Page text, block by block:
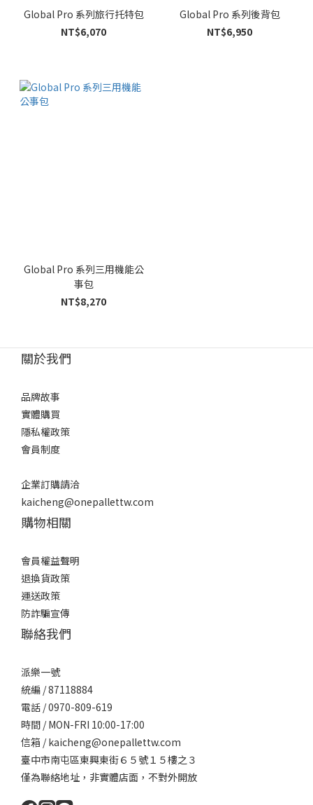
Global Pro 系列旅行托特包
NT$6,070
Global Pro 系列後背包
NT$6,950
Global Pro 系列三用機能公
事包
NT$8,270
關於我們
品牌故事
實體購買
隱私權政策
會員制度
企業訂購請洽
kaicheng@onepallettw.com
購物相關
會員權益聲明
退換貨政策
運送政策
防詐騙宣傳
聯絡我們
派樂一號
統編 / 87118884
電話 / 0970-809-619
時間 / MON-FRI 10:00-17:00
信箱 / kaicheng@onepallettw.com
臺中市南屯區東興東街６５號１５樓之３
僅為聯絡地址，非實體店面，不對外開放